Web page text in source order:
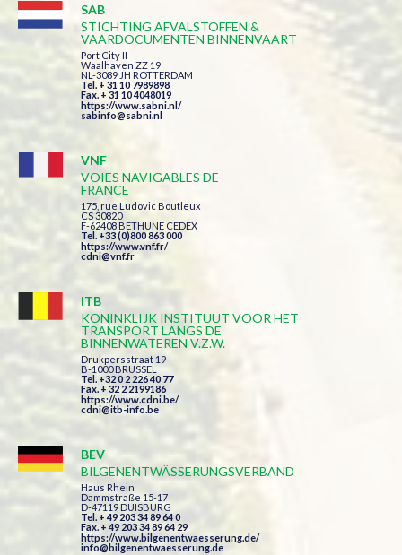
SAB
STICHTING AFVALSTOFFEN &
VAARDOCUMENTEN BINNENVAART
Port City II
Waalhaven ZZ 19
NL-3089 JH ROTTERDAM
Tel. + 31 10 7989898
Fax. + 31 10 4048019
https://www.sabni.nl/
sabinfo@sabni.nl
VNF
VOIES NAVIGABLES DE
FRANCE
175, rue Ludovic Boutleux
CS 30820
F-62408 BETHUNE CEDEX
Tel. +33 (0)800 863 000
https://www.vnf.fr/
cdni@vnf.fr
ITB
KONINKLIJK INSTITUUT VOOR HET
TRANSPORT LANGS DE
BINNENWATEREN V.Z.W.
Drukpersstraat 19
B-1000 BRUSSEL
Tel. +32 0 2 226 40 77
Fax. + 32 2 2199186
https://www.cdni.be/
cdni@itb-info.be
BEV
BILGENENTWÄSSERUNGSVERBAND
Haus Rhein
Dammstraße 15-17
D-47119 DUISBURG
Tel. + 49 203 34 89 64 0
Fax. + 49 203 34 89 64 29
https://www.bilgenentwaesserung.de/
info@bilgenentwaesserung.de